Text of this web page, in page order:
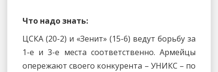
Что надо знать:
ЦСКА (20-2) и «Зенит» (15-6) ведут борьбу за
1-е и 3-е места соответственно. Армейцы
опережают своего конкурента – УНИКС – по